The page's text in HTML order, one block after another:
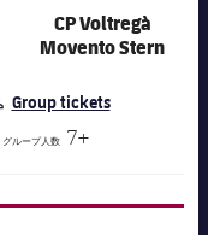
CP Voltregà
Movento Stern
Group tickets
グループ人数 7+